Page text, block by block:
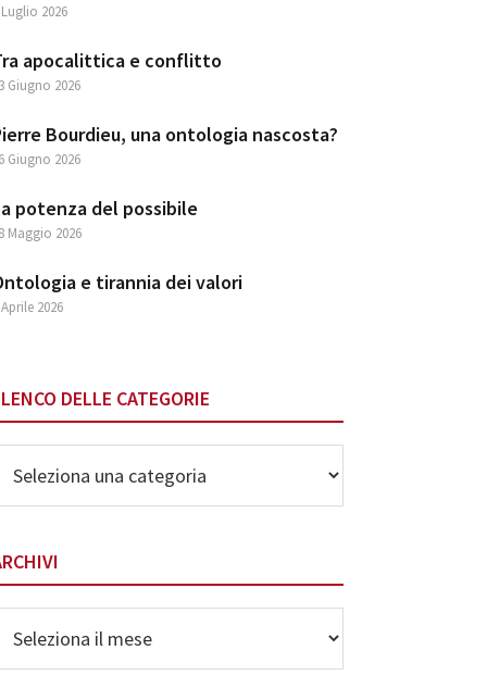
2026
apocalittica e conflitto
Giugno 2026
Bourdieu, una ontologia nascosta?
Giugno 2026
potenza del possibile
Maggio 2026
e tirannia dei valori
2026
DELLE CATEGORIE
delle